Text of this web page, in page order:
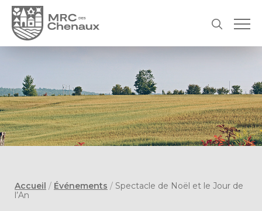
Accueil / Événements / Spectacle de Noël et le Jour de
l’An